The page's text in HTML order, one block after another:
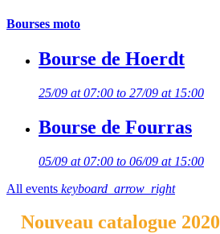
Bourses moto
Bourse de Hoerdt
25/09 at 07:00 to 27/09 at 15:00
Bourse de Fourras
05/09 at 07:00 to 06/09 at 15:00
All events keyboard_arrow_right
Nouveau catalogue 2020